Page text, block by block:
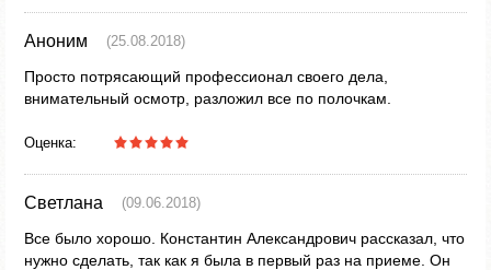
Аноним (25.08.2018)
Просто потрясающий профессионал своего дела,
внимательный осмотр, разложил все по полочкам.
Оценка:
Светлана (09.06.2018)
Все было хорошо. Константин Александрович рассказал, что
нужно сделать, так как я была в первый раз на приеме. Он